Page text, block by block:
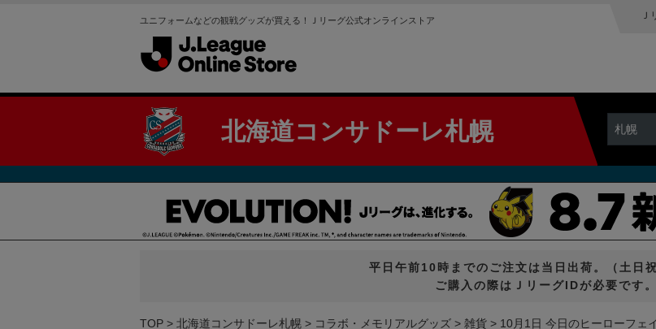
ユニフォームなどの観戦グッズが買える！Ｊリーグ公式オンラインストア Ｊ
北海道コンサドーレ札幌 札幌
平日午前10時までのご注文は当日出荷。（土日
ご購入の際はＪリーグIDが必要です。
TOP 北海道コンサドーレ札幌 コラボ・メモリアルグッズ 雑貨 10月1日 今日のヒーローフェ